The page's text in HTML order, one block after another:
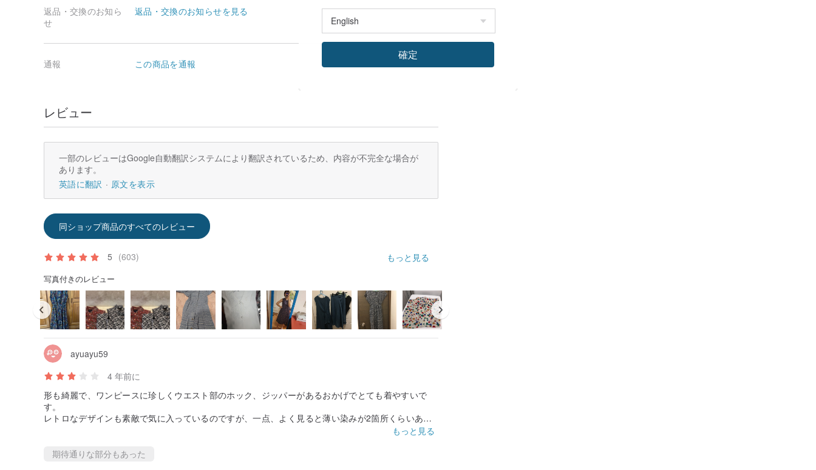
返品・交換のお知ら
せ
返品・交換のお知らせを見る
通報 この商品を通報
レビュー
一部のレビューはGoogle自動翻訳システムにより翻訳されているため、内容が不完全な場合が
あります。
英語に翻訳
原文を表示
同ショップ商品のすべてのレビュー
5 (603) もっと見る
写真付きのレビュー
ayuayu59
4 年前に
形も綺麗で、ワンピースに珍しくウエスト部のホック、ジッパーがあるおかげでとても着やすいで
す。
レトロなデザインも素敵で気に入っているのですが、一点、よく見ると薄い染みが2箇所くらいあっ
もっと見る
期待通りな部分もあった
確定